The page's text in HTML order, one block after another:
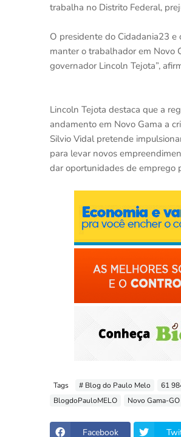
trabalha no Distrito Federal,
O presidente do Cidadania23 e
manter o trabalhador em Novo
governador Lincoln Tejota”,
Lincoln Tejota destaca que a
andamento em Novo Gama a
Silvio Vidal pretende
para levar novos
dar oportunidades de emprego
Tags # Blog do Paulo Melo
61
BlogdoPauloMELO
Novo Gama-GO
Facebook